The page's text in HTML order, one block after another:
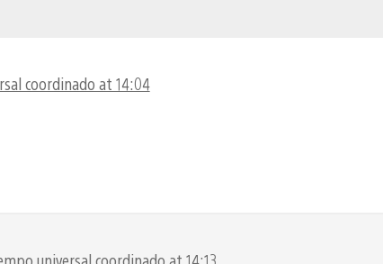
coordinado at 14:04
universal coordinado at 14:13